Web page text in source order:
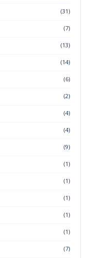
(31)
(7)
(13)
(14)
(6)
(2)
(4)
(4)
(9)
(1)
(1)
(1)
(1)
(1)
(7)